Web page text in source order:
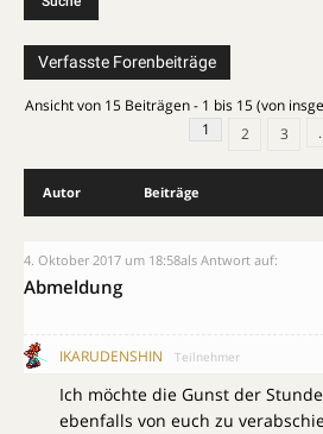
Verfasste Forenbeiträge
Ansicht von 15 Beiträgen - 1 bis 15 (von
1
2 3
Autor Beiträge
4. Oktober 2017 um 18:58als Antwort auf:
Abmeldung
IKARUDENSHIN Teilnehmer
Ich möchte die Gunst der
ebenfalls von euch zu